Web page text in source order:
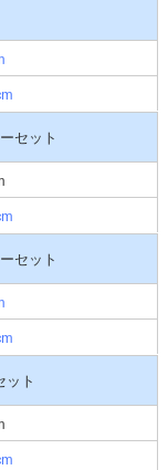
セット
セット
ット